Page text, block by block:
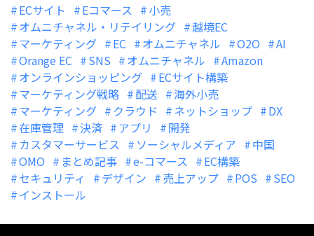
ECサイト Eコマース
小売
オムニチャネル・リテイリング
越境EC
マーケティング
EC オムニチャネル O2O
AI
Orange EC
SNS オムニチャネル
Amazon
オンラインショッピング
ECサイト構築
マーケティング戦略
配送
海外小売
マーケティング
クラウド ネットショップ
DX
在庫管理
決済 アプリ
開発
カスタマーサービス
ソーシャルメディア
中国
OMO
まとめ記事 e-コマース
EC構築
セキュリティ
デザイン 売上アップ POS
SEO
インストール